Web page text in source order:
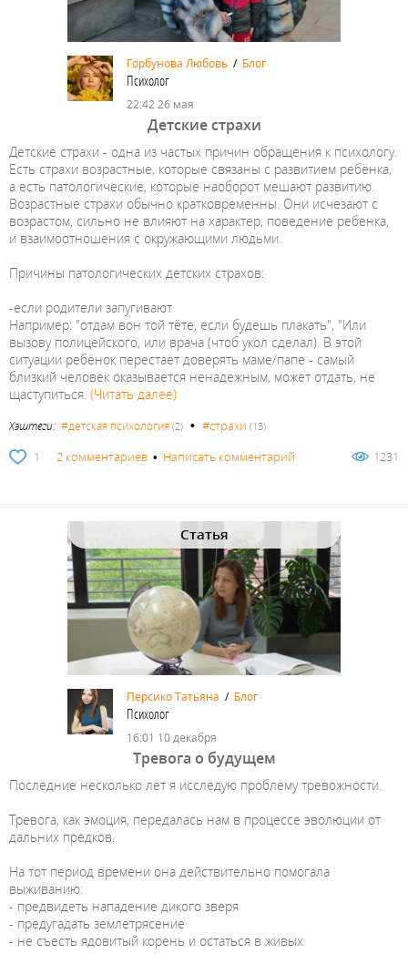
Горбунова Любовь / Блог
Психолог
22:42 26 мая
Детские страхи
Детские страхи - одна из частых причин обращения к психологу.
Есть страхи возрастные, которые связаны с развитием ребёнка,
а есть патологические, которые наоборот мешают развитию.
Возрастные страхи обычно кратковременны. Они исчезают с
возрастом, сильно не влияют на характер, поведение ребенка,
и взаимоотношения с окружающими людьми.
Причины патологических детских страхов:
-если родители запугивают
Например: "отдам вон той тёте, если будешь плакать", "Или
вызову полицейского, или врача (чтоб укол сделал). В этой
ситуации ребёнок перестаёт доверять маме/папе - самый
близкий человек оказывается ненадежным, может отдать, не
щаступиться. (Читать далее)
Хэштеги: #детская психология (2) • #страхи (13)
1 2 комментариев • Написать комментарий 1231
Статья
Персико Татьяна / Блог
Психолог
16:01 10 декабря
Тревога о будущем
Последние несколько лет я исследую проблему тревожности.
Тревога, как эмоция, передалась нам в процессе эволюции от
дальних предков.
На тот период времени она действительно помогала
выживанию:
- предвидеть нападение дикого зверя
- предугадать землетрясение
- не съесть ядовитый корень и остаться в живых